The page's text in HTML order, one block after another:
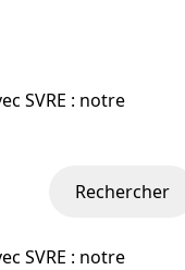
SVRE : notre
Rechercher
SVRE : notre